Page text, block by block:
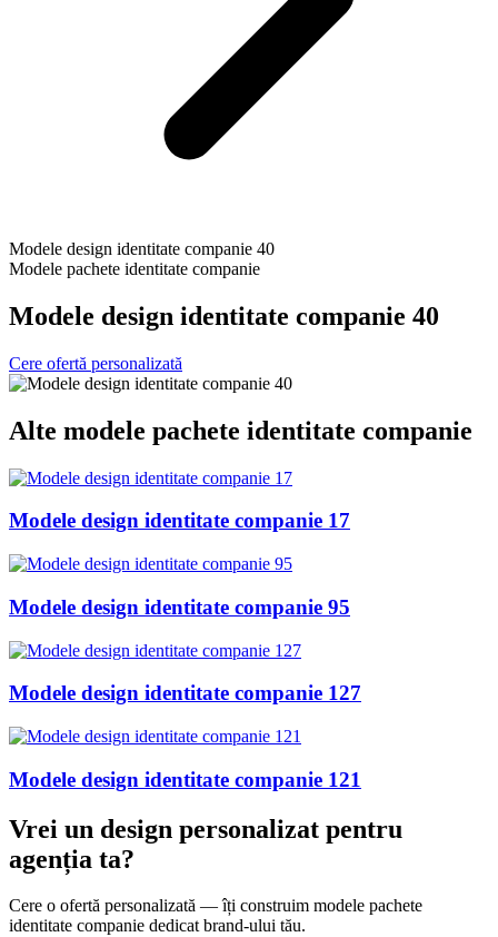
Modele design identitate companie 40
Modele pachete identitate companie
Modele design identitate companie 40
Cere ofertă personalizată
Alte modele pachete identitate companie
Modele design identitate companie 17
Modele design identitate companie 95
Modele design identitate companie 127
Modele design identitate companie 121
Vrei un design personalizat pentru
agenția ta?
Cere o ofertă personalizată — îți construim modele pachete
identitate companie dedicat brand-ului tău.